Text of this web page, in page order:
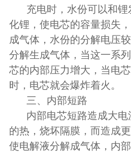
充电时，水份可以和
化锂，使电芯的容量损失
成气体，水份的分解电压
分解生成气体，当这一系
芯的内部压力增大，当电
时，电芯就会爆炸着火。
三、内部短路
内部电芯短路造成大
的热，烧坏隔膜，而造成
使电解液分解成气体，内